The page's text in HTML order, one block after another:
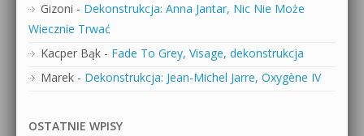
Gizoni - Dekonstrukcja: Anna Jantar, Nic Nie Może
Wiecznie Trwać
Kacper Bąk - Fade To Grey, Visage, dekonstrukcja
Marek - Dekonstrukcja: Jean-Michel Jarre, Oxygène IV
OSTATNIE WPISY